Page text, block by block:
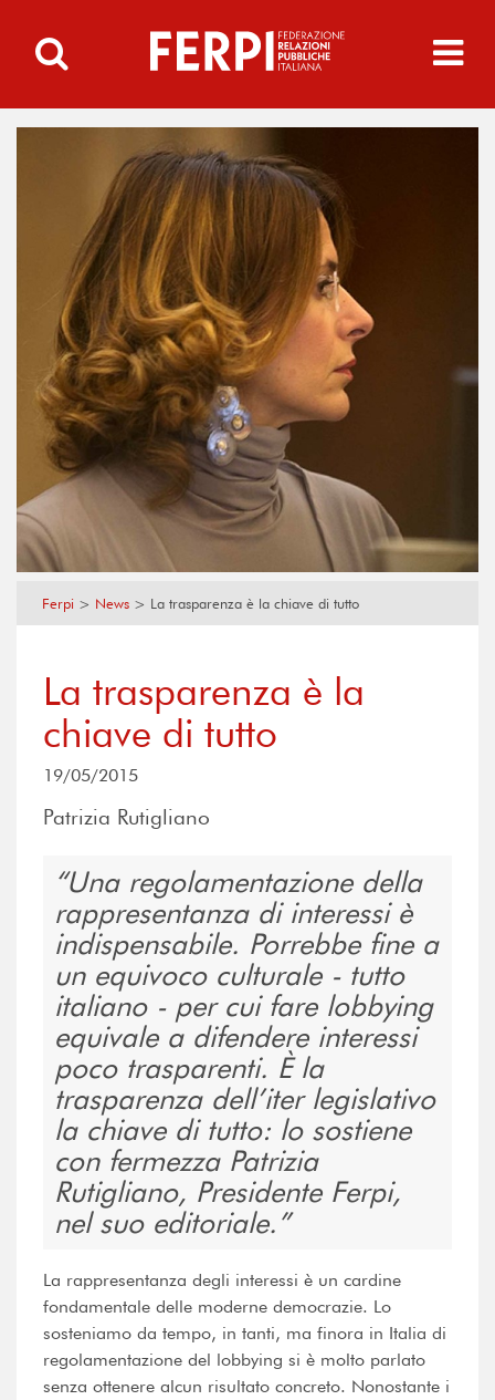
Ferpi > News > La trasparenza è la chiave di tutto
La trasparenza è la
chiave di tutto
19/05/2015
Patrizia Rutigliano
Una regolamentazione della
rappresentanza di interessi è
indispensabile. Porrebbe fine a
un equivoco culturale - tutto
italiano - per cui fare lobbying
equivale a difendere interessi
poco trasparenti. È la
trasparenza dell’iter legislativo
la chiave di tutto: lo sostiene
con fermezza Patrizia
Rutigliano, Presidente Ferpi,
nel suo editoriale.
La rappresentanza degli interessi è un cardine
fondamentale delle moderne democrazie. Lo
sosteniamo da tempo, in tanti, ma finora in Italia di
regolamentazione del lobbying si è molto parlato
senza ottenere alcun risultato concreto. Nonostante i